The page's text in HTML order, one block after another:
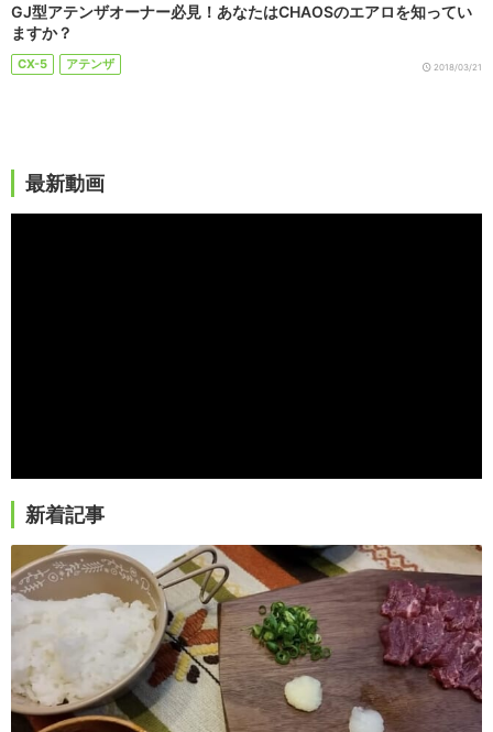
GJ型アテンザオーナー必見！あなたはCHAOSのエアロを知ってい
ますか？
CX-5 アテンザ 2018/03/21
最新動画
新着記事